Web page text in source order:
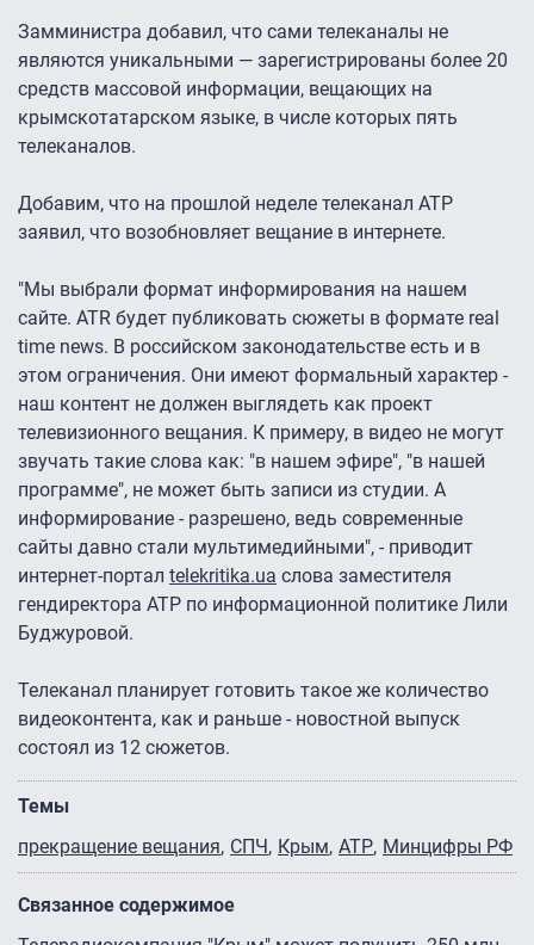
Замминистра добавил, что сами телеканалы не
являются уникальными — зарегистрированы более 20
средств массовой информации, вещающих на
крымскотатарском языке, в числе которых пять
телеканалов.
Добавим, что на прошлой неделе телеканал АТР
заявил, что возобновляет вещание в интернете.
"Мы выбрали формат информирования на нашем
сайте. ATR будет публиковать сюжеты в формате real
time news. В российском законодательстве есть и в
этом ограничения. Они имеют формальный характер -
наш контент не должен выглядеть как проект
телевизионного вещания. К примеру, в видео не могут
звучать такие слова как: "в нашем эфире", "в нашей
программе", не может быть записи из студии. А
информирование - разрешено, ведь современные
сайты давно стали мультимедийными", - приводит
интернет-портал telekritika.ua слова заместителя
гендиректора АТР по информационной политике Лили
Буджуровой.
Телеканал планирует готовить такое же количество
видеоконтента, как и раньше - новостной выпуск
состоял из 12 сюжетов.
Темы
прекращение вещания СПЧ Крым АТР Минцифры РФ
Связанное содержимое